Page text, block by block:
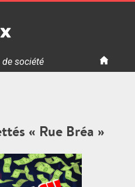
de jeux de société
société
« Rue Bréa »